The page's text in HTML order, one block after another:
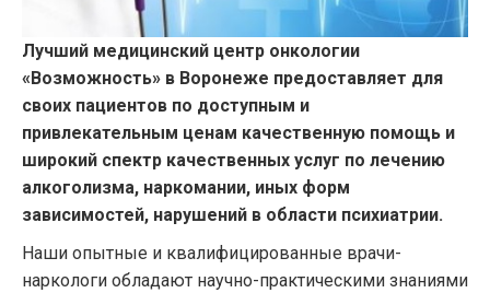
Лучший медицинский центр онкологии
«Возможность» в Воронеже предоставляет для
своих пациентов по доступным и
привлекательным ценам качественную помощь и
широкий спектр качественных услуг по лечению
алкоголизма, наркомании, иных форм
зависимостей, нарушений в области психиатрии.
Наши опытные и квалифицированные врачи-
наркологи обладают научно-практическими знаниями